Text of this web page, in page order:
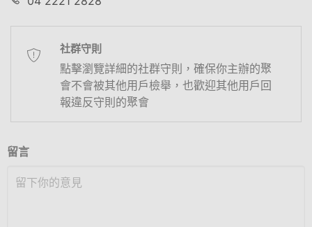
社群守則
點擊瀏覽詳細的社群守則，確保你主辦的聚
會不會被其他用戶檢舉，也歡迎其他用戶回
報違反守則的聚會
留言